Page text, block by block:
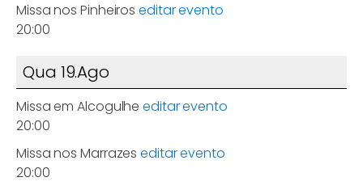
Missa nos Pinheiros editar evento
20:00
Qua 19.Ago
Missa em Alcogulhe editar evento
20:00
Missa nos Marrazes editar evento
20:00